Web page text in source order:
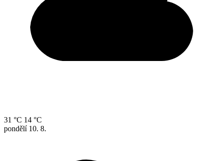
31 °C 14 °C
pondělí 10. 8.